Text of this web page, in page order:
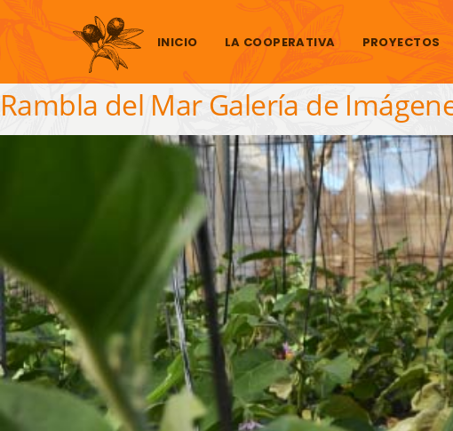
Saltar al contenido
INICIO LA COOPERATIVA PROYECTOS
Rambla del Mar Galería de